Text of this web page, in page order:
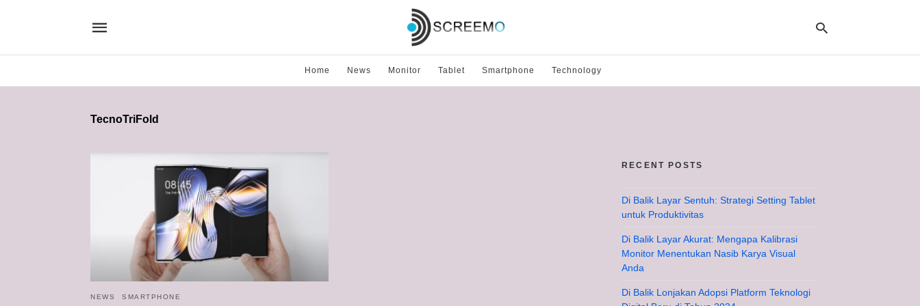
Home News Monitor Tablet Smartphone Technology
TecnoTriFold
NEWS SMARTPHONE
RECENT POSTS
Di Balik Layar Sentuh: Strategi Setting Tablet
untuk Produktivitas
Di Balik Layar Akurat: Mengapa Kalibrasi
Monitor Menentukan Nasib Karya Visual
Anda
Di Balik Lonjakan Adopsi Platform Teknologi